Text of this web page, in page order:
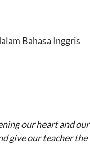
Bahasa Inggris
our heart and our
give our teacher the